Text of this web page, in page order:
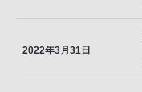
2022年3月31日